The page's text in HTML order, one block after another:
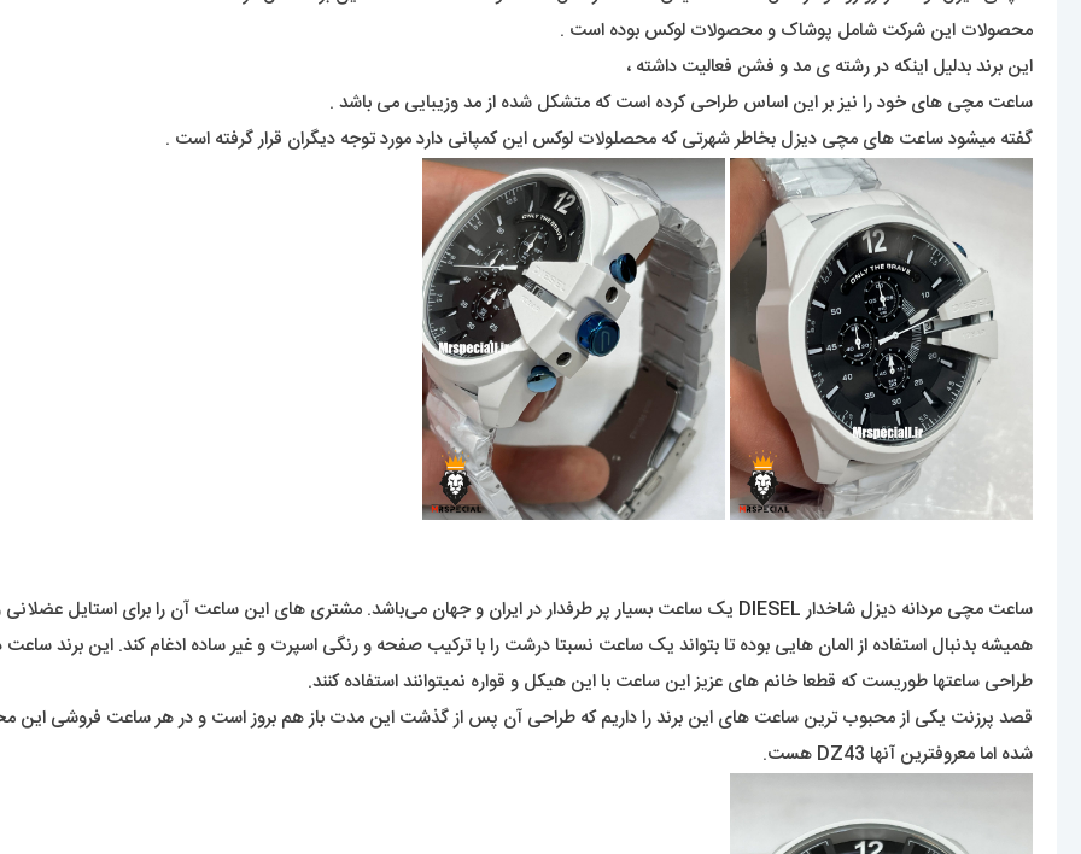
محصولات این شرکت شامل پوشاک و محصولات لوکس بوده است .
این برند بدلیل اینکه در رشته ی مد و فشن فعالیت داشته ،
ساعت مچی های خود را نیز بر این اساس طراحی کرده است که متشکل شده از مد وزیبایی می باشد .
گفته میشود ساعت های مچی دیزل بخاطر شهرتی که محصلولات لوکس این کمپانی دارد مورد توجه دیگران قرار گرفته است .
ساعت مچی مردانه دیزل شاخدار DIESEL
همیشه بدنبال استفاده از المان هایی بوده تا بتواند یک ساعت نسبتا درشت را با ترکیب صفحه و رنگی اسپرت و غیر ساده ادغام کند. این برند ساعت
طراحی ساعتها طوریست که قطعا خانم های عزیز این ساعت با این هیکل و قواره نمیتوانند استفاده کنند.
قصد پرزنت یکی از محبوب ترین ساعت های این برند را داریم که طراحی آن پس از گذشت این مدت باز هم بروز است و در هر ساعت فروشی این
شده اما معروفترین آنها DZ43 هست.